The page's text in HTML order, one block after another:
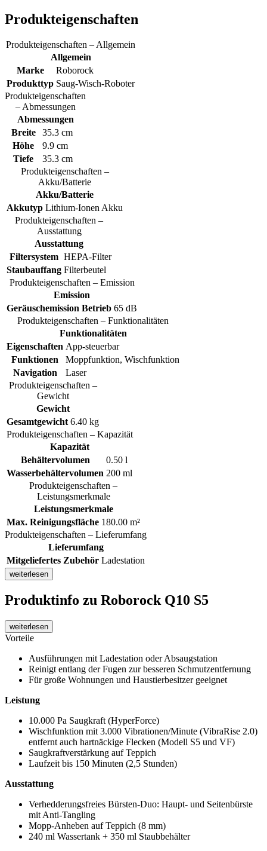
Produkteigenschaften
Produkteigenschaften – Allgemein
Allgemein
Marke
Roborock
Produkttyp Saug-Wisch-Roboter
Produkteigenschaften
– Abmessungen
Abmessungen
Breite
35.3 cm
Höhe
9.9 cm
Tiefe
35.3 cm
Produkteigenschaften –
Akku/Batterie
Akku/Batterie
Akkutyp Lithium-Ionen Akku
Produkteigenschaften –
Ausstattung
Ausstattung
Filtersystem HEPA-Filter
Staubauffang Filterbeutel
Produkteigenschaften – Emission
Emission
Geräuschemission Betrieb 65 dB
Produkteigenschaften – Funktionalitäten
Funktionalitäten
Eigenschaften App-steuerbar
Funktionen
Moppfunktion, Wischfunktion
Navigation
Laser
Produkteigenschaften –
Gewicht
Gewicht
Gesamtgewicht 6.40 kg
Produkteigenschaften – Kapazität
Kapazität
Behältervolumen
0.50 l
Wasserbehältervolumen 200 ml
Produkteigenschaften –
Leistungsmerkmale
Leistungsmerkmale
Max. Reinigungsfläche 180.00 m²
Produkteigenschaften – Lieferumfang
Lieferumfang
Mitgeliefertes Zubehör Ladestation
weiterlesen
Produktinfo zu Roborock Q10 S5
weiterlesen
Vorteile
Ausführungen mit Ladestation oder Absaugstation
Reinigt entlang der Fugen zur besseren Schmutzentfernung
Für große Wohnungen und Haustierbesitzer geeignet
Leistung
10.000 Pa Saugkraft (HyperForce)
Wischfunktion mit 3.000 Vibrationen/Minute (VibraRise 2.0)
entfernt auch hartnäckige Flecken (Modell S5 und VF)
Saugkraftverstärkung auf Teppich
Laufzeit bis 150 Minuten (2,5 Stunden)
Ausstattung
Verhedderungsfreies Bürsten-Duo: Haupt- und Seitenbürste
mit Anti-Tangling
Mopp-Anheben auf Teppich (8 mm)
240 ml Wassertank + 350 ml Staubbehälter